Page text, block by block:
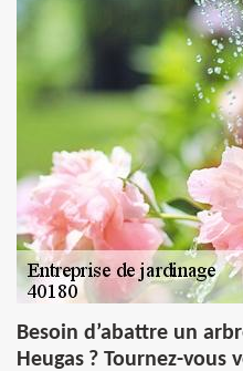
Besoin d’abattre un
Heugas ? Tournez-vous